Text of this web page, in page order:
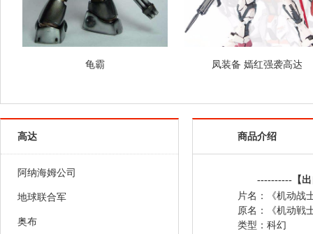
龟霸 凤装备 嫣红强袭高达
高达
阿纳海姆公司
地球联合军
奥布
商品介绍
----------【
片名：《机动战
原名：《机动戦
类型